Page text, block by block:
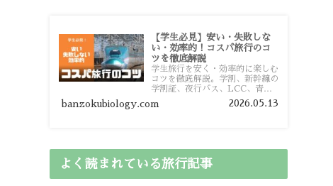
【学生必見】安い・失敗しな
い・効率的！コスパ旅行のコ
ツを徹底解説
学生旅行を安く・効率的に楽しむ
コツを徹底解説。学割、新幹線の
学割証、夜行バス、LCC、青春
18きっぷ、レンタカー割り勘な
ど、学生向けの節約旅行術を詳し
banzokubiology.com 2026.05.13
よく読まれている旅行記事